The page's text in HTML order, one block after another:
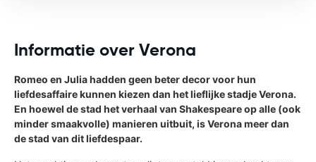
Informatie over Verona
Romeo en Julia hadden geen beter decor voor hun
liefdesaffaire kunnen kiezen dan het lieflijke stadje Verona.
En hoewel de stad het verhaal van Shakespeare op alle (ook
minder smaakvolle) manieren uitbuit, is Verona meer dan
de stad van dit liefdespaar.